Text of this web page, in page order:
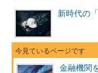
新時代の
金融機関